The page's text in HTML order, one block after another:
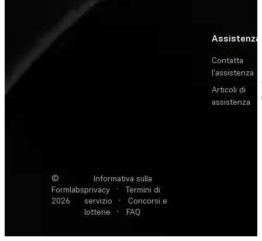
Assistenza
Contatta
l'assistenza
Articoli di
assistenza
©
Formlabs
2026
Informativa sulla
privacy
·
Termini di
servizio
·
Concorsi e
lotterie
· FAQ